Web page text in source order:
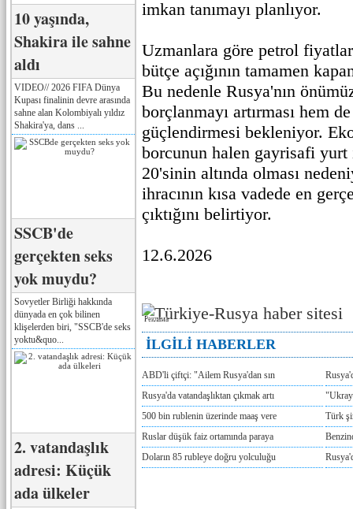
10 yaşında,
Shakira ile sahne
aldı
VIDEO// 2026 FIFA Dünya
Kupası finalinin devre arasında
sahne alan Kolombiyalı yıldız
Shakira'ya, dans ...
SSCB'de
gerçekten seks
yok muydu?
Sovyetler Birliği hakkında
dünyada en çok bilinen
klişelerden biri, "SSCB'de seks
yoktu&quo...
2. vatandaşlık
adresi: Küçük
ada ülkeler
imkan tanımayı planlıyor.
Uzmanlara göre petrol
bütçe açığının tamamen
Bu nedenle Rusya'nın
borçlanmayı artırması hem
güçlendirmesi bekleniyor.
borcunun halen gayrisafi yurt
20'sinin altında olması
ihracının kısa vadede en
çıktığını belirtiyor.
12.6.2026
Реклама
İLGİLİ HABERLER
ABD'li çiftçi: "Ailem Rusya'dan sın
Rusya'da vatandaşlıktan çıkmak artı
500 bin rublenin üzerinde maaş vere
Türk
Ruslar düşük faiz ortamında paraya
Doların 85 rubleye doğru yolculuğu